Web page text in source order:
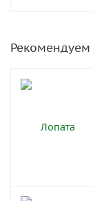
Рекомендуем